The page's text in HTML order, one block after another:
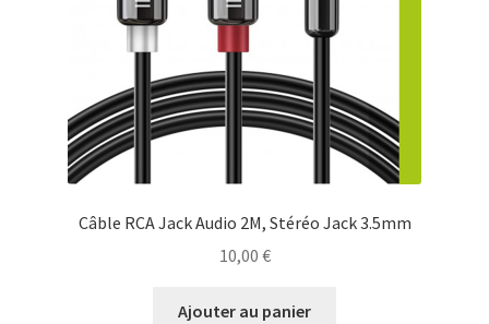
Câble RCA Jack Audio 2M, Stéréo Jack 3.5mm
10,00 €
Ajouter au panier